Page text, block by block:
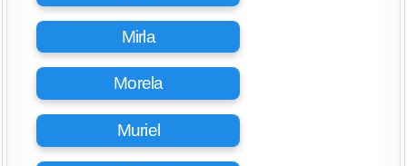
Mirla
Morela
Muriel